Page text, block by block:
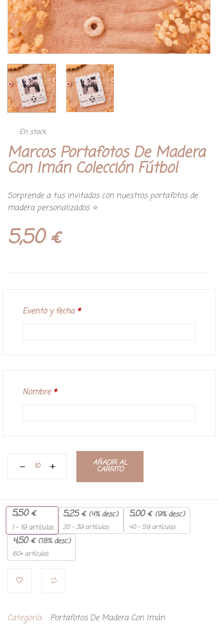
En stock
Marcos Portafotos De Madera
Con Imán Colección Fútbol
Sorprende a tus invitados con nuestros portafotos de
madera personalizados ⭐
5,50€
Evento y fecha *
Nombre *
AÑADIR AL
CARRITO
5,50€
1 - 19artículos
5,25€ (4% desc.)
20 - 39 artículos
5,00€ (9% desc.)
40 - 59 artículos
4,50€ (18% desc.)
60+ artículos
Categoría:
Portafotos De Madera Con Imán